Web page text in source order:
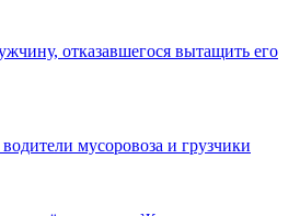
отказавшегося вытащить его
мусоровоза и грузчики